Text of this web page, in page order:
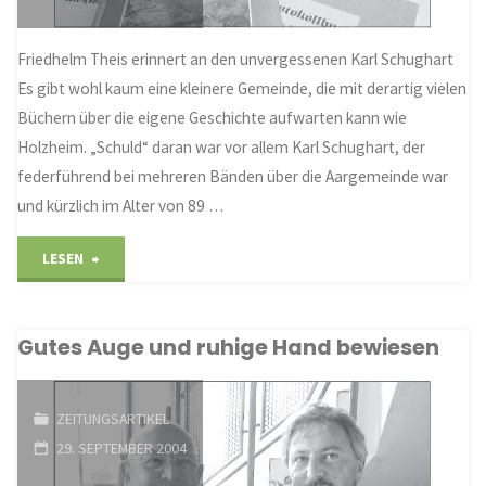
Friedhelm Theis erinnert an den unvergessenen Karl Schughart
Es gibt wohl kaum eine kleinere Gemeinde, die mit derartig vielen
Büchern über die eigene Geschichte aufwarten kann wie
Holzheim. „Schuld“ daran war vor allem Karl Schughart, der
federführend bei mehreren Bänden über die Aargemeinde war
und kürzlich im Alter von 89 …
LESEN
Heimathistoriker"
Gutes Auge und ruhige Hand bewiesen
ZEITUNGSARTIKEL
29. SEPTEMBER 2004